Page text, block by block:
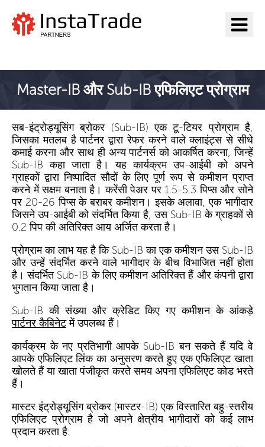
Master-IB और Sub-IB एफिलिएट प्रोग्राम
सब-इंट्रोड्यूसिंग ब्रोकर (Sub-IB) एक टू-टियर प्रोग्राम है,
जिसका मतलब है पार्टनर द्वारा रेफर करने वाले क्लाइंट्स से सीधे
कमाई करना और साथ ही अन्य पार्टनर्स को आकर्षित करना, जिन्हें
Sub-IB कहा जाता है। यह कार्यक्रम उप-आईबी को अपने
ग्राहकों द्वारा निष्पादित सौदों के लिए पूर्ण रूप से कमीशन प्राप्त
करने में सक्षम बनाता है। करेंसी पेअर पर 1.5-5.3 पिप्स और सोने
पर 20-26 पिप्स के बराबर कमीशन। इसके अलावा, एक भागीदार
जिसने उप-आईबी को संदर्भित किया है, उस Sub-IB के ग्राहकों से
0.2 पिप की अतिरिक्त आय अर्जित करता है।
प्रोग्राम का लाभ यह है कि Sub-IB का एक कमीशन उस Sub-IB
और उन्हें संदर्भित करने वाले भागीदार के बीच विभाजित नहीं होता
है। संदर्भित Sub-IB के लिए कमीशन अतिरिक्त हैं और कंपनी द्वारा
भुगतान किया जाता है।
Sub-IB की संख्या और क्रेडिट किए गए कमीशन के आंकड़े
पार्टनर कैबिनेटमें उपलब्ध हैं।
कार्यक्रम के नए प्रतिभागी आपके Sub-IB बन सकते हैं यदि वे
आपके एफिलिएट लिंक का अनुसरण करते हुए एक एफिलिएट खाता
खोलते हैं या खाता पंजीकृत करते समय अपना एफिलिएट कोड भरते
हैं।
मास्टर इंट्रोड्यूसिंग ब्रोकर (मास्टर-IB) एक विस्तारित बहु-स्तरीय
एफिलिएट प्रोग्राम है जो अपने क्षेत्रीय भागीदारों को कई लाभ
प्रदान करता है: